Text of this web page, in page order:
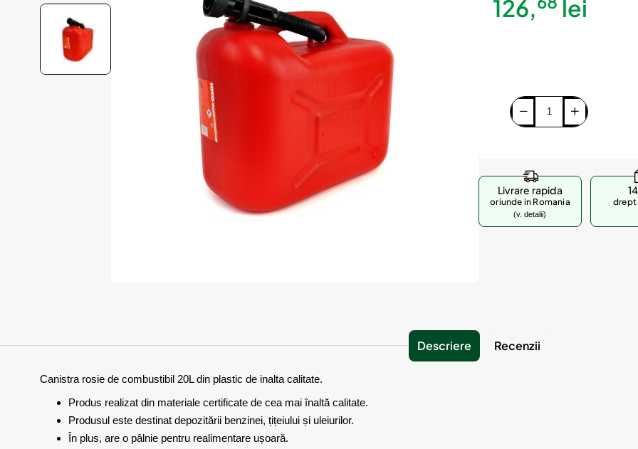
126, lei
Livrare rapida
oriunde in Romania
(v. detalii)
drept
Descriere Recenzii
Canistra rosie de combustibil 20L din plastic de inalta calitate.
Produs realizat din materiale certificate de cea mai înaltă calitate.
Produsul este destinat depozitării benzinei, țițeiului și uleiurilor.
În plus, are o pâlnie pentru realimentare ușoară.